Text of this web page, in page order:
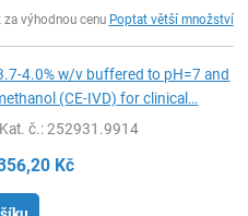
výhodnou cenu Poptat větší množství
4.0% w/v buffered to pH=7 and
(CE-IVD) for clinical…
Kat. č.: 252931.9914
Kč